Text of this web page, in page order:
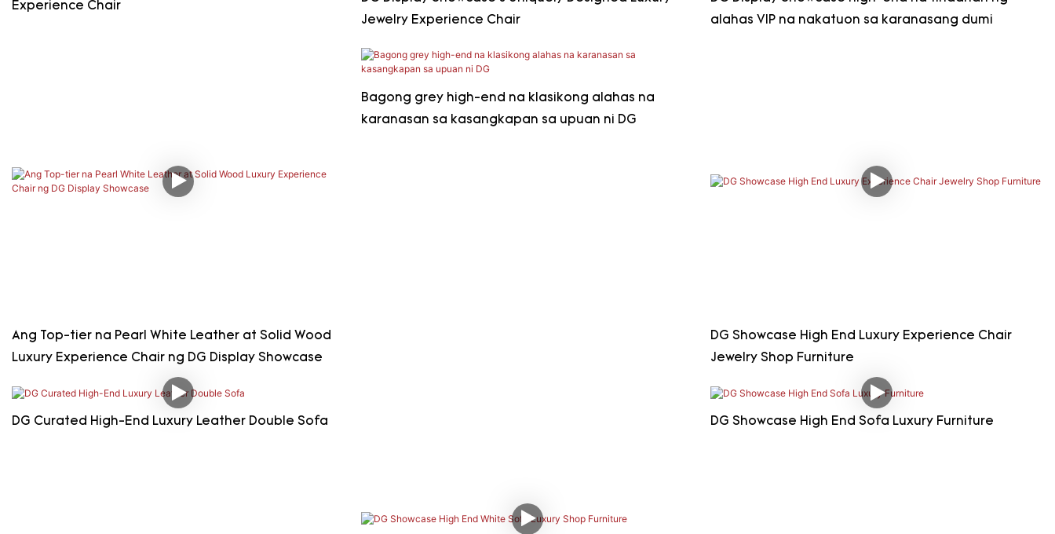
Experience Chair
Jewelry Experience Chair
alahas VIP na nakatuon sa karanasang dumi
Ang Top-tier na Pearl White Leather at Solid Wood
Luxury Experience Chair ng DG Display Showcase
Bagong grey high-end na klasikong alahas na
karanasan sa kasangkapan sa upuan ni DG
DG Showcase High End Luxury Experience Chair
Jewelry Shop Furniture
DG Curated High-End Luxury Leather Double Sofa DG Showcase High End Sofa Luxury Furniture